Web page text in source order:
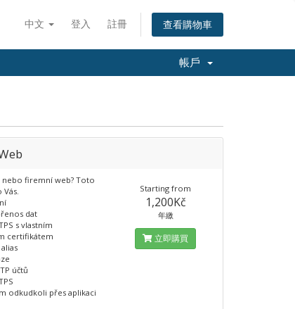
中文 登入 註冊 查看購物車
帳戶
nebo firemní web? Toto
dat
s vlastním
certifikátem
účtů
odkudkoli přes aplikaci
Starting from
1,200Kč
年繳
立即購買